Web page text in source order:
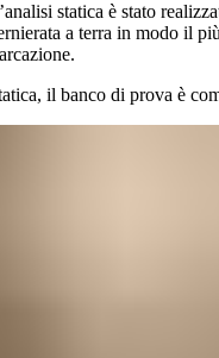
statica è stato
a terra in modo il
il banco di prova è